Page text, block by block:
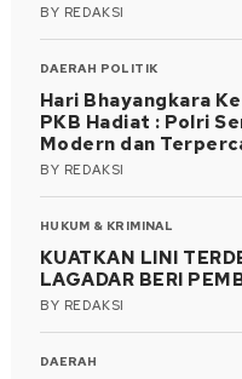
BY REDAKSI
DAERAH POLITIK
Hari Bhayangkara
PKB Hadiat : Polri
Modern dan
BY REDAKSI
HUKUM & KRIMINAL
KUATKAN LINI
LAGADAR BERI
BY REDAKSI
DAERAH